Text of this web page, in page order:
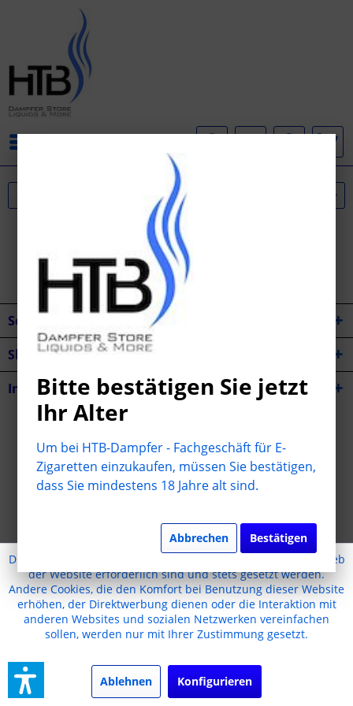
Service Hotline
Shop Service
Informationen
Cookie-Einstellungen Jugendschutz
Kontakt
Versand und Zahlungsbedingungen
Widerrufsrecht
Realisiert mit Shopware
Diese Website benutzt Cookies, die für den technischen Betrieb
der Website erforderlich sind und stets gesetzt werden.
Andere Cookies, die den Komfort bei Benutzung dieser Website
erhöhen, der Direktwerbung dienen oder die Interaktion mit
anderen Websites und sozialen Netzwerken vereinfachen
sollen, werden nur mit Ihrer Zustimmung gesetzt.
Ablehnen Konfigurieren
Bitte bestätigen Sie jetzt
Ihr Alter
Um bei HTB-Dampfer - Fachgeschäft für E-
Zigaretten einzukaufen, müssen Sie bestätigen,
dass Sie mindestens 18 Jahre alt sind.
Abbrechen Bestätigen